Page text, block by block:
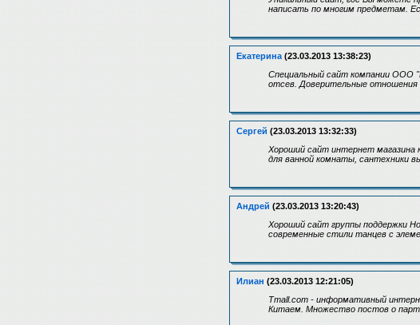
написать по многим предметам.
Екатерина (23.03.2013 13:38:23)
Специальный сайт компании ООО
отсев. Доверительные
Сергей (23.03.2013 13:32:33)
Хороший сайт интернет магазина
для ванной комнаты, сантехники
Андрей (23.03.2013 13:20:43)
Хороший сайт группы поддержки
современные стили танцев с
Илиан (23.03.2013 12:21:05)
Tmall.com - информативный
Китаем. Множество постов о